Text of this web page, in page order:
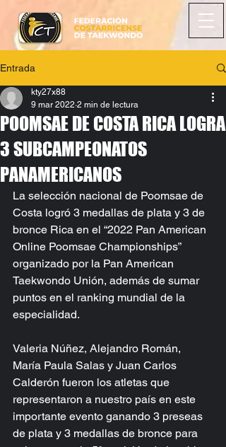
Entrada
POOMSAE DE COSTA RICA LOGRA
3 SUBCAMPEONATOS
PANAMERICANOS
kty27x88
9 mar 2022 2 min de lectura
La selección nacional de Poomsae de
Costa logró 3 medallas de plata y 3 de
bronce Rica en el “2022 Pan American
Online Poomsae Championships”
organizado por la Pan American
Taekwondo Unión, además de sumar
puntos en el ranking mundial de la
especialidad.
Valeria Núñez, Alejandro Román,
María Paula Salas y Juan Carlos
Calderón fueron los atletas que
representaron a nuestro país en este
importante evento ganando 3 preseas
de plata y 3 medallas de bronce para